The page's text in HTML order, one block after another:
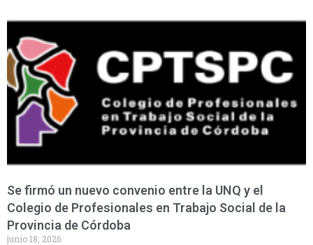
Se firmó un nuevo convenio entre la UNQ y el
Colegio de Profesionales en Trabajo Social de la
Provincia de Córdoba
junio 18, 2026